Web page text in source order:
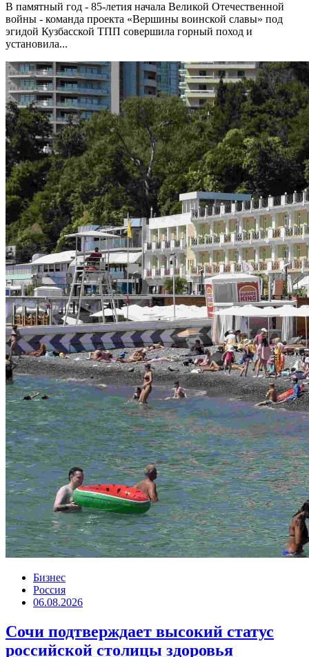
В памятный год - 85-летия начала Великой Отечественной
войны - команда проекта «Вершины воинской славы» под
эгидой Кузбасской ТПП совершила горный поход и
установила...
Бизнес
Россия
06.08.2026
Сочи подтверждает высокий статус
российской столицы здоровья